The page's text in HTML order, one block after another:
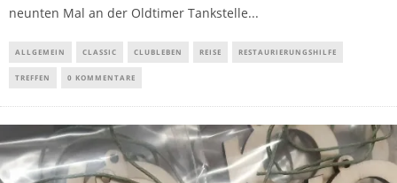
neunten Mal an der Oldtimer Tankstelle...
ALLGEMEIN CLASSIC CLUBLEBEN REISE RESTAURIERUNGSHILFE
TREFFEN 0 KOMMENTARE